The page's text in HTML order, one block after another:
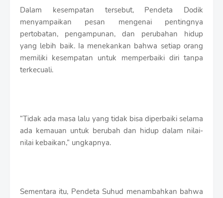
Dalam kesempatan tersebut, Pendeta Dodik
menyampaikan pesan mengenai pentingnya
pertobatan, pengampunan, dan perubahan hidup
yang lebih baik. Ia menekankan bahwa setiap orang
memiliki kesempatan untuk memperbaiki diri tanpa
terkecuali.
“Tidak ada masa lalu yang tidak bisa diperbaiki selama
ada kemauan untuk berubah dan hidup dalam nilai-
nilai kebaikan,” ungkapnya.
Sementara itu, Pendeta Suhud menambahkan bahwa